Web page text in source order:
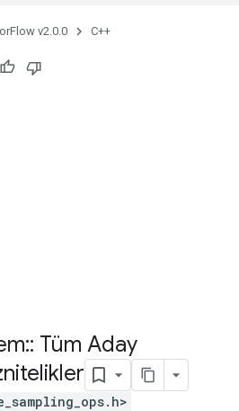
v2.0.0 C++
:: Tüm Aday